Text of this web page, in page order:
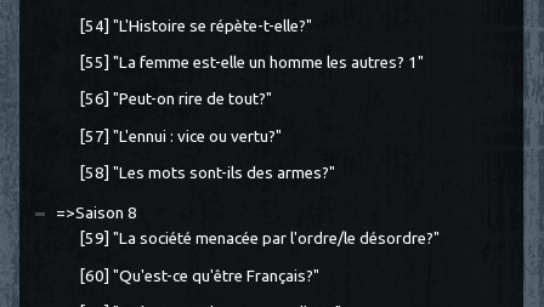
[54] "L'Histoire se répète-t-elle?"
[55] "La femme est-elle un homme les autres? 1"
[56] "Peut-on rire de tout?"
[57] "L'ennui : vice ou vertu?"
[58] "Les mots sont-ils des armes?"
=>Saison 8
[59] "La société menacée par l'ordre/le désordre?"
[60] "Qu'est-ce qu'être Français?"